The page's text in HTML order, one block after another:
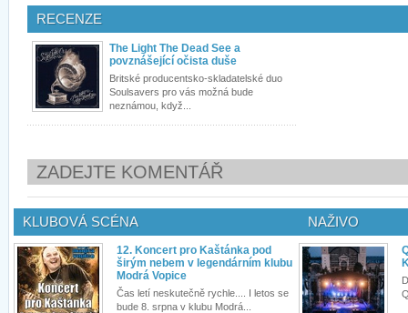
RECENZE
The Light The Dead See a
povznášející očista duše
Britské producentsko-skladatelské duo
Soulsavers pro vás možná bude
neznámou, když...
ZADEJTE KOMENTÁŘ
KLUBOVÁ SCÉNA
12. Koncert pro Kaštánka pod
širým nebem v legendárním klubu
Modrá Vopice
Čas letí neskutečně rychle.... I letos se
bude 8. srpna v klubu Modrá...
NAŽIVO